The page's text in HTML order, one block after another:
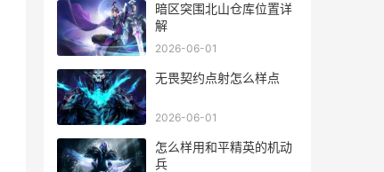
暗区突围北山仓库位置详
解
2026-06-01
无畏契约点射怎么样点
2026-06-01
怎么样用和平精英的机动
兵